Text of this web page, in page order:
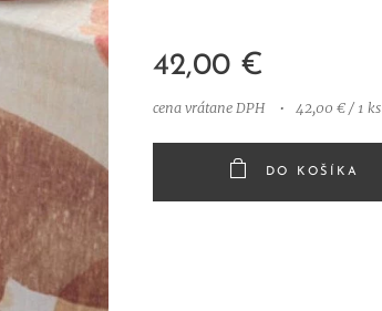
42,00 €
cena vrátane DPH 42,00 € / 1 ks
DO KOŠÍKA